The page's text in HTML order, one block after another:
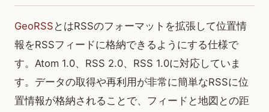
GeoRSS とはRSSのフォーマットを拡張して位置情
報をRSSフィードに格納できるようにする仕様で
す。Atom 1.0、RSS 2.0、RSS 1.0に対応していま
す。データの取得や再利用が非常に簡単なRSSに位
置情報が格納されることで、フィードと地図との距